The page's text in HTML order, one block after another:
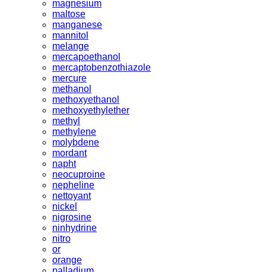
magnesium
maltose
manganese
mannitol
melange
mercapoethanol
mercaptobenzothiazole
mercure
methanol
methoxyethanol
methoxyethylether
methyl
methylene
molybdene
mordant
napht
neocuproine
nepheline
nettoyant
nickel
nigrosine
ninhydrine
nitro
or
orange